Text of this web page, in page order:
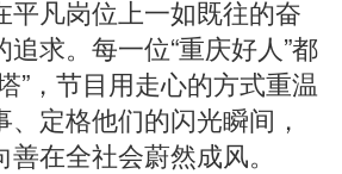
平凡岗位上一如既往的奋
求。每一位“重庆好人”都
”，节目用走心的方式重温
定格他们的闪光瞬间，
在全社会蔚然成风。